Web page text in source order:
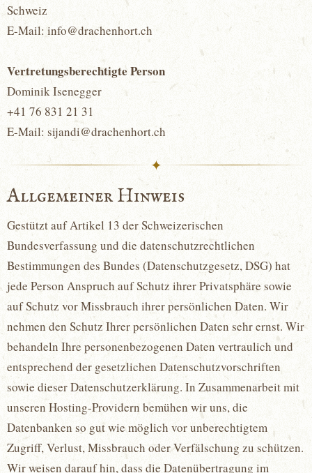
Schweiz
E-Mail: info@drachenhort.ch
Vertretungsberechtigte Person
Dominik Isenegger
+41 76 831 21 31
E-Mail: sijandi@drachenhort.ch
✦
Allgemeiner Hinweis
Gestützt auf Artikel 13 der Schweizerischen
Bundesverfassung und die datenschutzrechtlichen
Bestimmungen des Bundes (Datenschutzgesetz, DSG) hat
jede Person Anspruch auf Schutz ihrer Privatsphäre sowie
auf Schutz vor Missbrauch ihrer persönlichen Daten. Wir
nehmen den Schutz Ihrer persönlichen Daten sehr ernst. Wir
behandeln Ihre personenbezogenen Daten vertraulich und
entsprechend der gesetzlichen Datenschutzvorschriften
sowie dieser Datenschutzerklärung. In Zusammenarbeit mit
unseren Hosting-Providern bemühen wir uns, die
Datenbanken so gut wie möglich vor unberechtigtem
Zugriff, Verlust, Missbrauch oder Verfälschung zu schützen.
Wir weisen darauf hin, dass die Datenübertragung im